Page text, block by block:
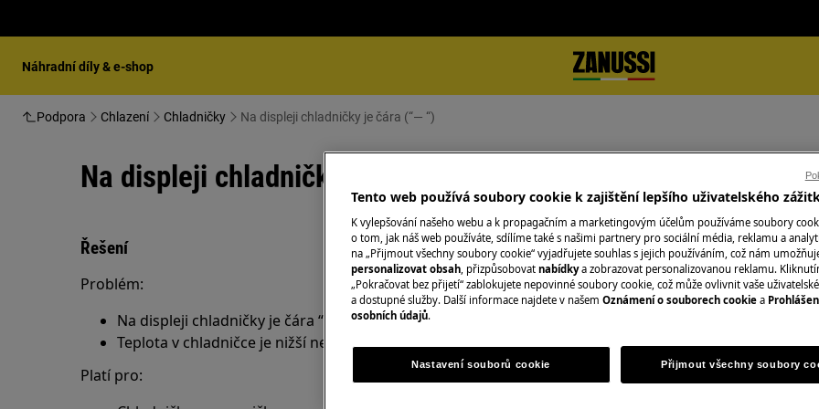
Náhradní díly & e-shop
Podpora Chlazení Chladničky Na displeji chladničky je čára (“— “)
Na displeji chladničky je čára (“— “)
Řešení
Problém:
Na displeji chladničky je čára “—“
Teplota v chladničce je nižší než 0°C
Platí pro:
Objednejte si
V oblasti, ve
Fixní cena
kvalifikovaní
nejprve
případě potřeby
Tento web používá soubory cookie k zajištění lepšího uživatelského
K vylepšování našeho webu a k propagačním a marketingovým účelům používáme soubory
o tom, jak náš web používáte, sdílíme také s našimi partnery pro sociální média, reklamu a
na „Přijmout všechny soubory cookie“ vyjadřujete souhlas s jejich používáním, což nám
personalizovat obsah , přizpůsobovat nabídkya zobrazovat personalizovanou reklamu.
„Pokračovat bez přijetí“ zablokujete nepovinné soubory cookie, což může ovlivnit vaše
a dostupné služby. Další informace najdete v našem Oznámení o souborech cookie a
osobních údajů.
Nastavení souborů cookie Přijmout všechny soubory